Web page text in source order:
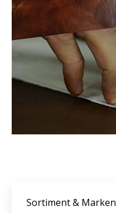
Sortiment & Marken